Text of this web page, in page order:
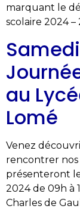
marquant le
scolaire 2024 –
au
Lomé
Venez
rencontrer
présenteront
2024 de 09h à
Charles de